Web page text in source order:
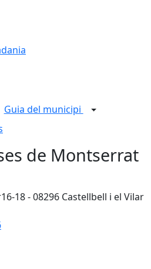
Guia del municipi
de Montserrat
18 - 08296 Castellbell i el Vilar